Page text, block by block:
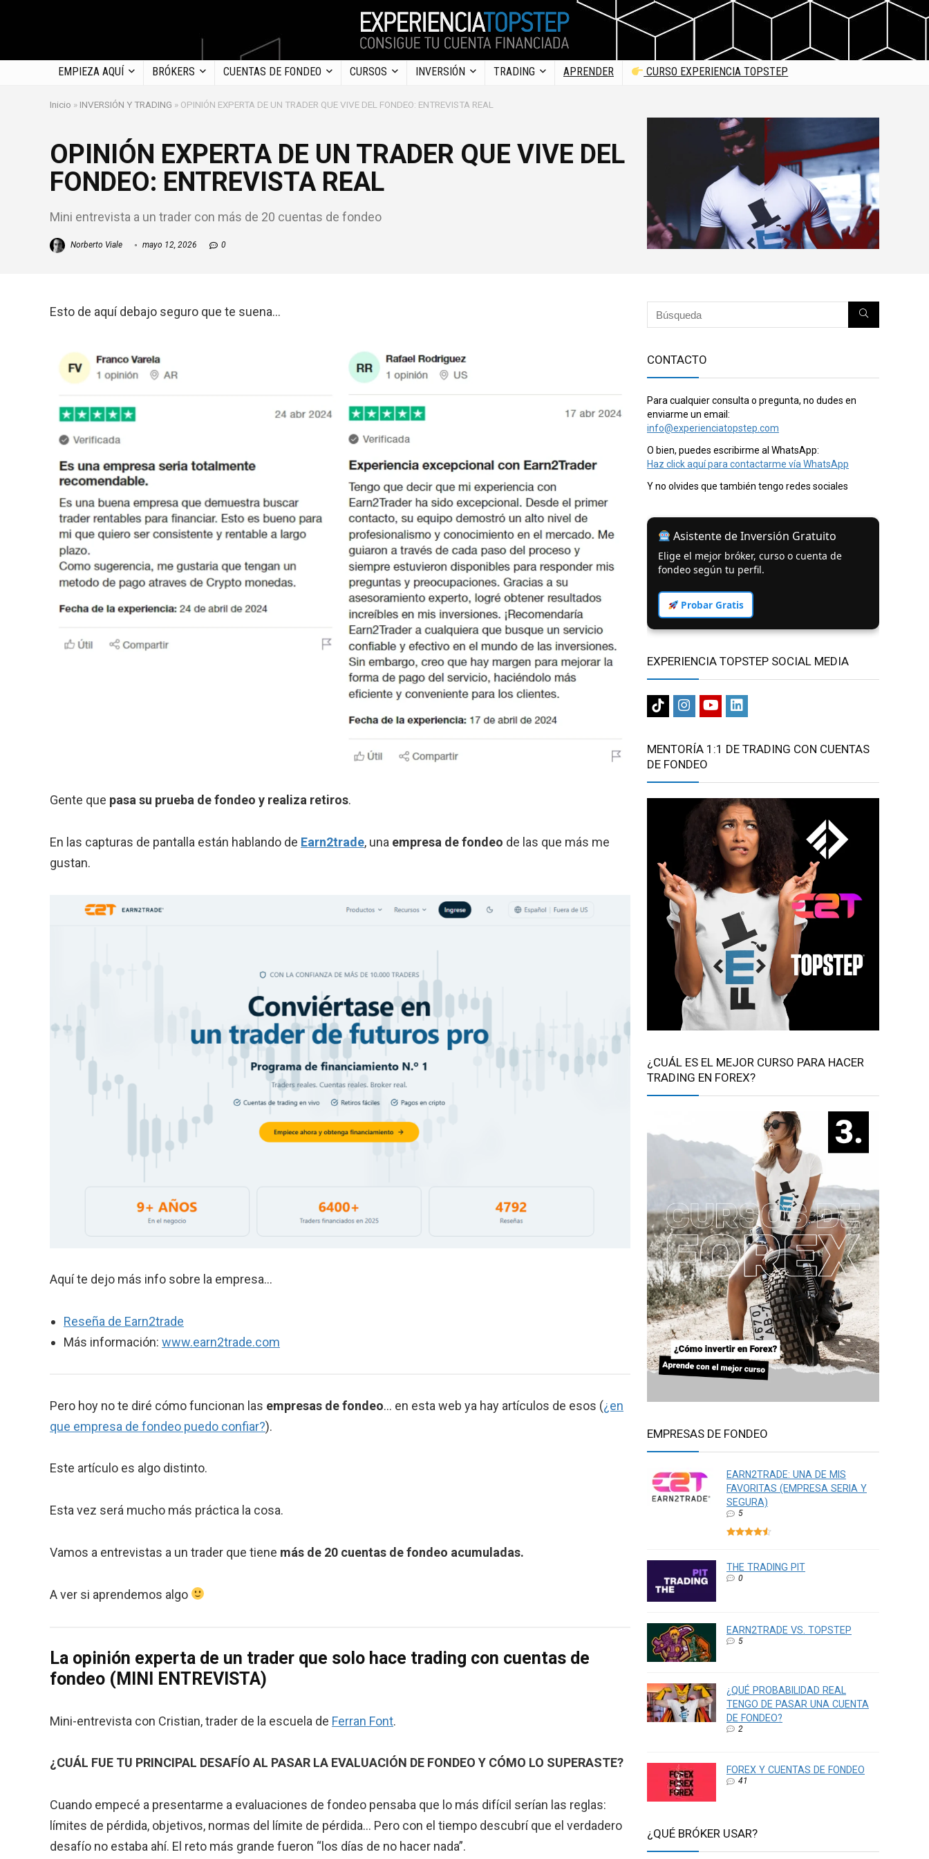
EMPIEZA AQUÍ BRÓKERS CUENTAS DE FONDEO CURSOS INVERSIÓN TRADING APRENDER CURSO EXPERIENCIA TOPSTEP
Inicio » INVERSIÓN Y TRADING » OPINIÓN EXPERTA DE UN TRADER QUE VIVE DEL FONDEO: ENTREVISTA REAL
OPINIÓN EXPERTA DE UN TRADER QUE VIVE DEL
FONDEO: ENTREVISTA REAL
Mini entrevista a un trader con más de 20 cuentas de fondeo
Norberto Viale mayo 12, 2026 0
Esto de aquí debajo seguro que te suena…
Gente que pasa su prueba de fondeo y realiza retiros.
En las capturas de pantalla están hablando de Earn2trade, una empresa de fondeo de las que más me
gustan.
Aquí te dejo más info sobre la empresa…
Reseña de Earn2trade
Más información: www.earn2trade.com
Pero hoy no te diré cómo funcionan las empresas de fondeo… en esta web ya hay artículos de esos (¿en
que empresa de fondeo puedo confiar?).
Este artículo es algo distinto.
Esta vez será mucho más práctica la cosa.
Vamos a entrevistas a un trader que tiene más de 20 cuentas de fondeo acumuladas.
A ver si aprendemos algo
La opinión experta de un trader que solo hace trading con cuentas de
fondeo (MINI ENTREVISTA)
Mini-entrevista con Cristian, trader de la escuela de Ferran Font.
¿CUÁL FUE TU PRINCIPAL DESAFÍO AL PASAR LA EVALUACIÓN DE FONDEO Y CÓMO LO SUPERASTE?
Cuando empecé a presentarme a evaluaciones de fondeo pensaba que lo más difícil serían las reglas:
límites de pérdida, objetivos, normas del límite de pérdida… Pero con el tiempo descubrí que el verdadero
desafío no estaba ahí. El reto más grande fueron “los días de no hacer nada”.
CONTACTO
Para cualquier consulta o pregunta, no dudes en
enviarme un email:
info@experienciatopstep.com
O bien, puedes escribirme al WhatsApp:
Haz click aquí para contactarme vía WhatsApp
Y no olvides que también tengo redes sociales
Asistente de Inversión Gratuito
Elige el mejor bróker, curso o cuenta de
fondeo según tu perfil.
Probar Gratis
EXPERIENCIA TOPSTEP SOCIAL MEDIA
MENTORÍA 1:1 DE TRADING CON CUENTAS
DE FONDEO
¿CUÁL ES EL MEJOR CURSO PARA HACER
TRADING EN FOREX?
EMPRESAS DE FONDEO
EARN2TRADE: UNA DE MIS
FAVORITAS (EMPRESA SERIA Y
SEGURA)
5
THE TRADING PIT
0
EARN2TRADE VS. TOPSTEP
5
¿QUÉ PROBABILIDAD REAL
TENGO DE PASAR UNA CUENTA
DE FONDEO?
2
FOREX Y CUENTAS DE FONDEO
41
¿QUÉ BRÓKER USAR?